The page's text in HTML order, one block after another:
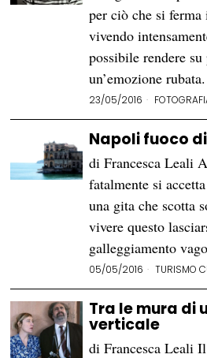
per ciò che si
vivendo
possibile rendere
un’emozione
23/05/2016
Napoli fuoco
di Francesca Leali
fatalmente si
una gita che scotta
vivere questo
galleggiamento
05/05/2016 TURISMO
Tra le mura di
verticale
di Francesca Leali